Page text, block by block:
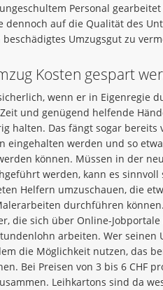
Personal
dennoch auf die Qualität des
Umzugsgut zu
Kosten gespart
wenn er in Eigenregie
und genügend helfende
halten. Das fängt sogar bereits
eingehalten werden und so
können. Müssen in der
werden, kann es sinnvoll
Helfern umzuschauen, die
durchführen
die sich über Online-
arbeiten. Wer seinen
die Möglichkeit nutzen, das
Bei Preisen von 3 bis 6 CHF
Leihkartons sind da